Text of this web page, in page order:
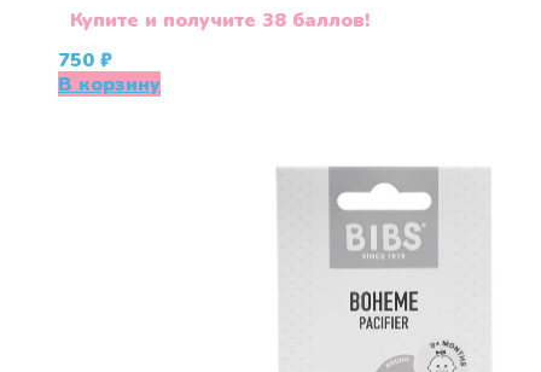
Купите и получите 38 баллов!
750 ₽
В корзину